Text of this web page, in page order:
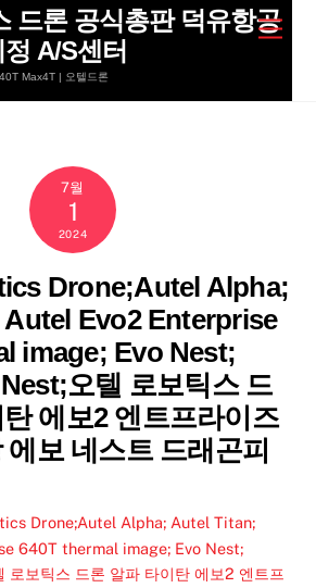
드론 공식총판 덕유항공
A/S센터
Max4T | 오텔드론
7월
1
2024
Drone;Autel Alpha;
Evo2 Enterprise
image; Evo Nest;
오텔 로보틱스 드
에보2 엔트프라이즈
에보 네스트 드래곤피
Drone;Autel Alpha; Autel Titan;
640T thermal image; Evo Nest;
보틱스 드론 알파 타이탄 에보2 엔트프